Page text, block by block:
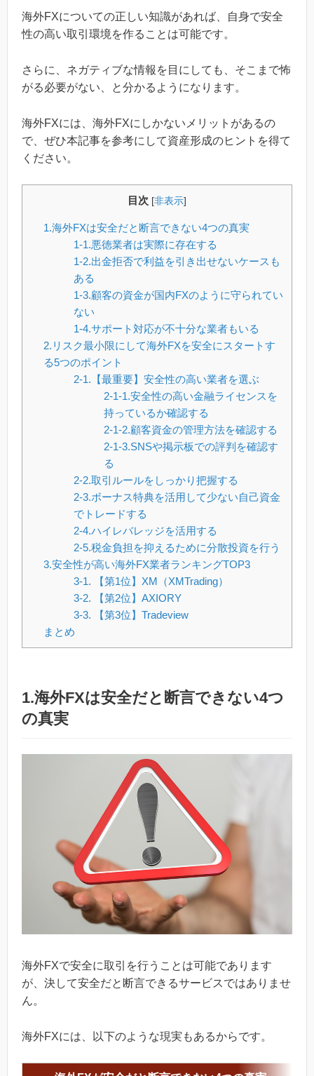
海外FXについての正しい知識があれば、自身で安全
性の高い取引環境を作ることは可能です。
さらに、ネガティブな情報を目にしても、そこまで怖
がる必要がない、と分かるようになります。
海外FXには、海外FXにしかないメリットがあるの
で、ぜひ本記事を参考にして資産形成のヒントを得て
ください。
目次 [非表示]
1.海外FXは安全だと断言できない4つの真実
1-1.悪徳業者は実際に存在する
1-2.出金拒否で利益を引き出せないケースも
ある
1-3.顧客の資金が国内FXのように守られてい
ない
1-4.サポート対応が不十分な業者もいる
2.リスク最小限にして海外FXを安全にスタートす
る5つのポイント
2-1.【最重要】安全性の高い業者を選ぶ
2-1-1.安全性の高い金融ライセンスを
持っているか確認する
2-1-2.顧客資金の管理方法を確認する
2-1-3.SNSや掲示板での評判を確認す
る
2-2.取引ルールをしっかり把握する
2-3.ボーナス特典を活用して少ない自己資金
でトレードする
2-4.ハイレバレッジを活用する
2-5.税金負担を抑えるために分散投資を行う
3.安全性が高い海外FX業者ランキングTOP3
3-1. 【第1位】XM（XMTrading）
3-2. 【第2位】AXIORY
3-3. 【第3位】Tradeview
まとめ
1.海外FXは安全だと断言できない4つ
の真実
海外FXで安全に取引を行うことは可能であります
が、決して安全だと断言できるサービスではありませ
ん。
海外FXには、以下のような現実もあるからです。